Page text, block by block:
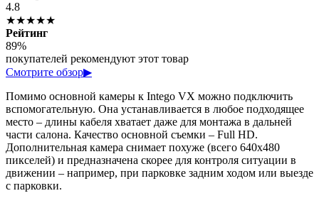
4.8
★★★★★
Рейтинг
89%
покупателей рекомендуют этот товар
Смотрите обзор▶
Помимо основной камеры к Intego VX можно подключить
вспомогательную. Она устанавливается в любое подходящее
место – длины кабеля хватает даже для монтажа в дальней
части салона. Качество основной съемки – Full HD.
Дополнительная камера снимает похуже (всего 640х480
пикселей) и предназначена скорее для контроля ситуации в
движении – например, при парковке задним ходом или выезде
с парковки.